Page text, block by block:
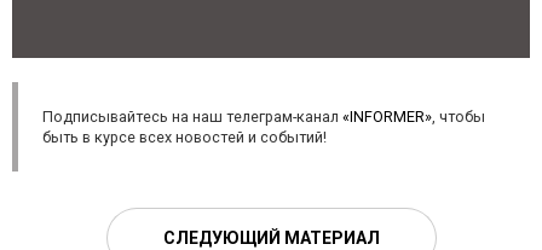
Подписывайтесь на наш телеграм-канал «INFORMER», чтобы
быть в курсе всех новостей и событий!
СЛЕДУЮЩИЙ МАТЕРИАЛ